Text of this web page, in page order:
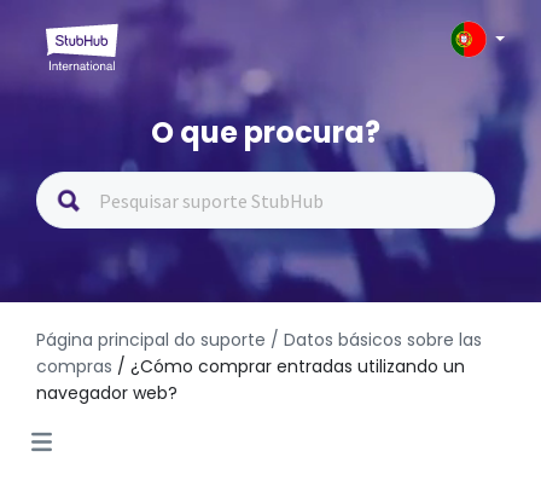
O que procura?
Página principal do suporte / Datos básicos sobre las
compras / ¿Cómo comprar entradas utilizando un
navegador web?